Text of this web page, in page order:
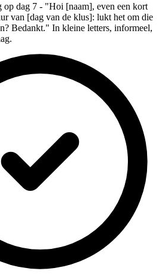
op dag 7 - "Hoi [naam], even een kort
van [dag van de klus]: lukt het om die
Bedankt." In kleine letters, informeel,